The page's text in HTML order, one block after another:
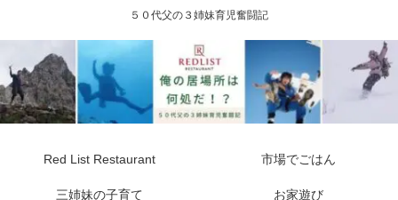
５０代父の３姉妹育児奮闘記
Red List Restaurant 市場でごはん
三姉妹の子育て お家遊び